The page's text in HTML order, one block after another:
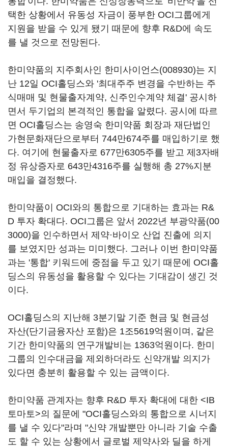
택한 상황에서 유동성 자금이 풍부한 OCI그룹에게
지원을 받을 수 있게 됐기 때문에 향후 R&D에 속도
를 낼 것으로 전망된다.
한미약품의 지주회사인 한미사이언스(008930)는 지
난 12일 OCI홀딩스와 '최대주주 변경을 수반하는 주
식매매 및 현물출자계약, 신주인수계약 체결' 공시하
면서 두기업의 본격적인 통합을 알렸다. 공시에 따르
면 OCI홀딩스는 송영숙 한미약품 회장과 재단법인
가현문화재단으로부터 744만674주를 매입하기로 했
다. 여기에 현물출자로 677만6305주를 받고 제3자배
정 유상증자로 643만4316주를 실행해 총 27%지분
매입을 결정했다.
한미약품이 OCI와의 통합으로 기대하는 효과는 R&
D 투자 확대다. OCI그룹은 앞서 2022년 부광약품(00
3000)을 인수하면서 제약·바이오 산업 진출에 의지
를 보였지만 성과는 미미했다. 그러나 이번 한미약품
과는 '통합' 키워드에 중점을 두고 있기 때문에 OCI홀
딩스의 유동성을 활용할 수 있다는 기대감이 생긴 것
이다.
OCI홀딩스의 지난해 3분기말 기준 현금 및 현금성
자산(단기금융자산 포함)은 1조5619억원이며, 같은
기간 한미약품의 연구개발비는 1363억원이다. 한미
그룹의 인수대금을 제외하더라도 신약개발 의지가
있다면 충분히 활용할 수 있는 금액이다.
한미약품 관계자는 향후 R&D 투자 확대에 대한 <IB
토마토>의 질문에 "OCI홀딩스와의 통합으로 시너지
를 낼 수 있다"라며 "신약 개발뿐만 아니라 기술 수출
도 할 수 있는 상황에서 글로벌 제약사와 딜을 하게